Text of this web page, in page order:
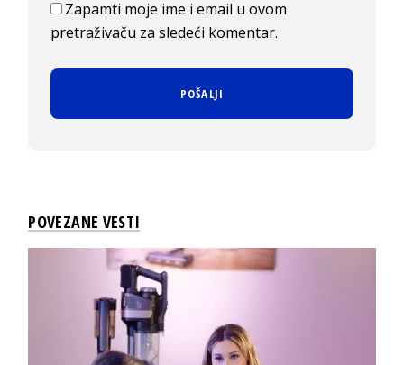
Zapamti moje ime i email u ovom
pretraživaču za sledeći komentar.
POVEZANE VESTI